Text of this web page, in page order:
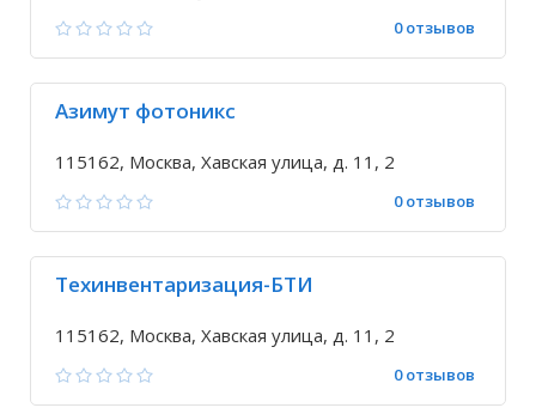
0 отзывов
Азимут фотоникс
115162, Москва, Хавская улица, д. 11, 2
0 отзывов
Техинвентаризация-БТИ
115162, Москва, Хавская улица, д. 11, 2
0 отзывов